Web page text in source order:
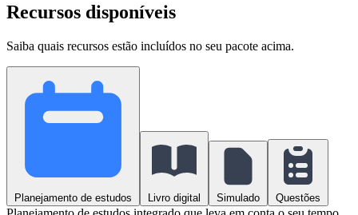
Recursos disponíveis
Saiba quais recursos estão incluídos no seu pacote acima.
Planejamento de estudos Livro digital Simulado Questões